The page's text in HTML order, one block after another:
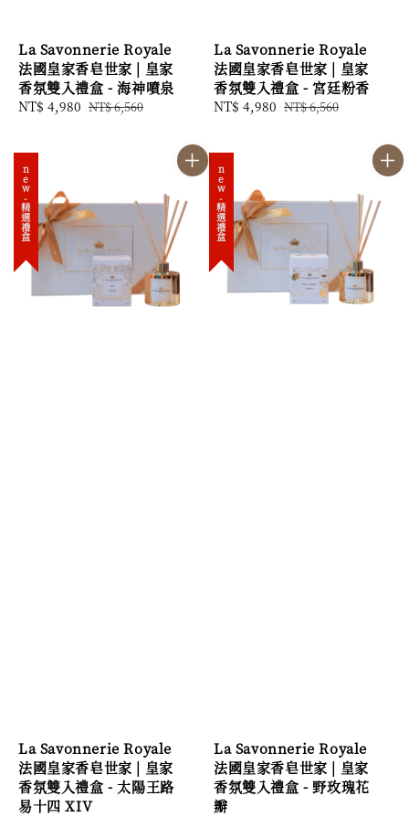
La Savonnerie Royale
法國皇家香皂世家 | 皇家
香氛雙入禮盒 - 海神噴泉
Sale
NT$ 4,980 Regular
NT$ 6,560
La Savonnerie Royale
法國皇家香皂世家 | 皇家
香氛雙入禮盒 - 宮廷粉香
Sale
NT$ 4,980 Regular
NT$ 6,560
new-精選禮盒
La Savonnerie Royale
法國皇家香皂世家 | 皇家
香氛雙入禮盒 - 太陽王路
易十四 XIV
new-精選禮盒
La Savonnerie Royale
法國皇家香皂世家 | 皇家
香氛雙入禮盒 - 野玫瑰花
瓣